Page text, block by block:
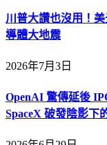
川普大讚也沒用！
導體大地震
2026年7月3日
OpenAI 驚傳延後
SpaceX 破發陰影下